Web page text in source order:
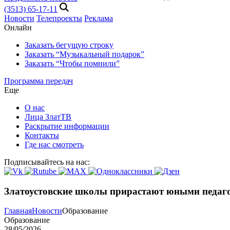
(3513) 65-17-11
Новости Телепроекты Реклама
Онлайн
Заказать бегущую строку
Заказать “Музыкальный подарок”
Заказать “Чтобы помнили”
Программа передач
Еще
О нас
Лица ЗлатТВ
Раскрытие информации
Контакты
Где нас смотреть
Подписывайтесь на нас:
Златоустовские школы прирастают юными
ГлавнаяНовостиОбразование
Образование